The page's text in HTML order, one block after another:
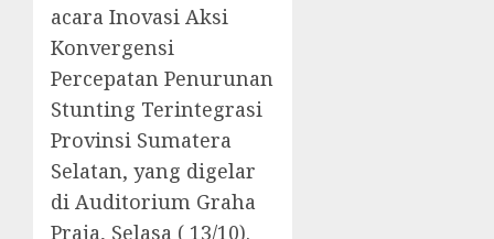
acara Inovasi Aksi
Konvergensi
Percepatan Penurunan
Stunting Terintegrasi
Provinsi Sumatera
Selatan, yang digelar
di Auditorium Graha
Praja, Selasa ( 13/10).